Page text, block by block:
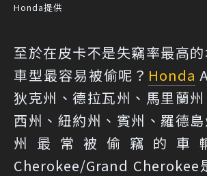
Honda提供
至於在皮卡不是失竊率最高
車型最容易被偷呢？ Honda
狄克州、德拉瓦州、馬里蘭
西州、紐約州、賓州、羅德
州最常被偷竊的車
Cherokee/Grand Cherokee